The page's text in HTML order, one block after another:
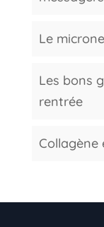
Le
Les bons
rentrée
Collagène